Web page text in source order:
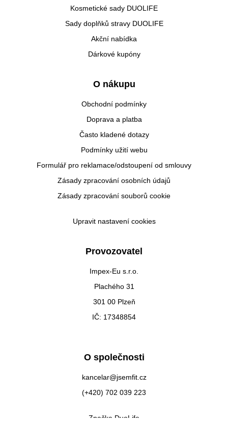
Kosmetické sady DUOLIFE
Sady doplňků stravy DUOLIFE
Akční nabídka
Dárkové kupóny
O nákupu
Obchodní podmínky
Doprava a platba
Často kladené dotazy
Podmínky užití webu
Formulář pro reklamace/odstoupení od smlouvy
Zásady zpracování osobních údajů
Zásady zpracování souborů cookie
Upravit nastavení cookies
Provozovatel
Impex-Eu s.r.o.
Plachého 31
301 00 Plzeň
IČ: 17348854
O společnosti
kancelar@jsemfit.cz
(+420) 702 039 223
Značka DuoLife